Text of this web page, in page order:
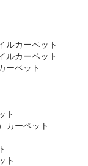
ルカーペット
ルカーペット
ーペット
ト
カーペット
ト